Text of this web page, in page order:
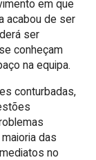
em que
acabou de ser
ser
conheçam
na equipa.
conturbadas,
das
no